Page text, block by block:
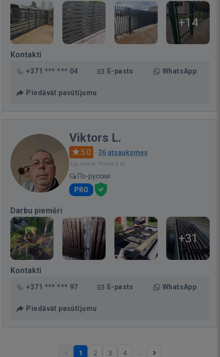
+14
Kontakti
+371 *** *** 04 E-pasts WhatsApp
Piedāvāt pasūtījumu
Viktors L.
5.0 · 36 atsauksmes
Bija vietnē: Pirms 6 st.
По-русски
PRO
Darbu piemēri
+31
Kontakti
+371 *** *** 97 E-pasts WhatsApp
Piedāvāt pasūtījumu
1 2 3 4 ...